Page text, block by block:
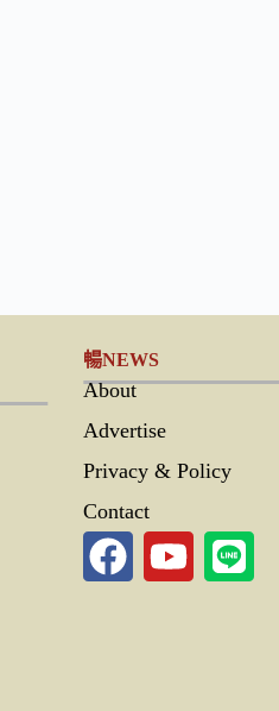
暢NEWS
About
Advertise
Privacy & Policy
Contact